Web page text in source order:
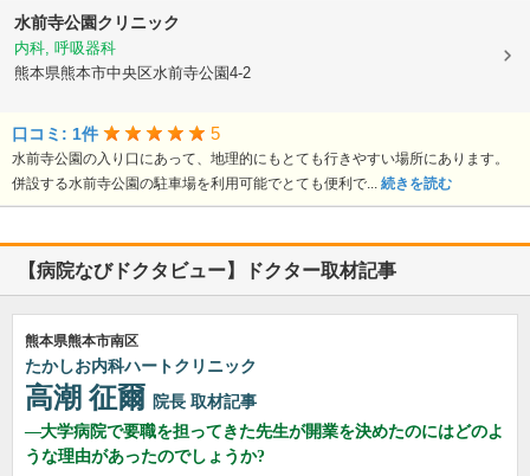
水前寺公園クリニック
内科, 呼吸器科
熊本県熊本市中央区水前寺公園4-2
口コミ: 1件 5
水前寺公園の入り口にあって、地理的にもとても行きやすい場所にあります。
併設する水前寺公園の駐車場を利用可能でとても便利で... 続きを読む
【病院なびドクタビュー】ドクター取材記事
熊本県熊本市南区
たかしお内科ハートクリニック
高潮 征爾 院長 取材記事
大学病院で要職を担ってきた先生が開業を決めたのにはどのよ
うな理由があったのでしょうか?